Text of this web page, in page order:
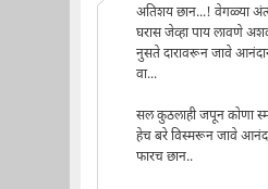
अतिशय छान...! वेगळ्या
घरास जेव्हा पाय लावणे
नुसते दारावरून जावे
वा...
सल कुठलाही जपून कोणा
हेच बरे विस्मरून जावे
फारच छान..